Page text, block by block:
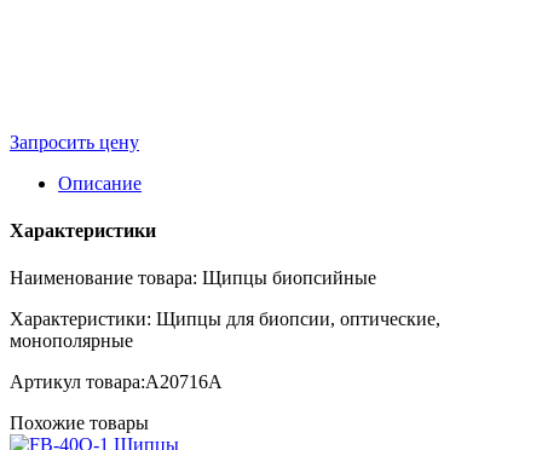
Запросить цену
Описание
Характеристики
Наименование товара: Щипцы биопсийные
Характеристики: Щипцы для биопсии, оптические,
монополярные
Артикул товара:A20716A
Похожие товары